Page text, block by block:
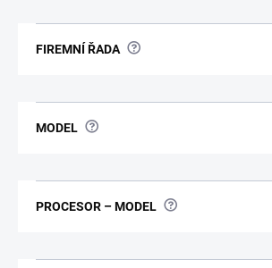
FIREMNÍ ŘADA ?
MODEL ?
PROCESOR – MODEL ?